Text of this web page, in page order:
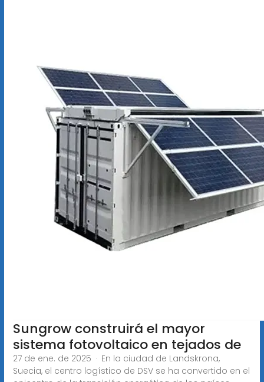
Sungrow construirá el mayor
sistema fotovoltaico en tejados de
27 de ene. de 2025 · En la ciudad de Landskrona,
Suecia, el centro logístico de DSV se ha convertido en el